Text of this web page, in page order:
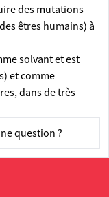
des mutations
êtres humains) à
solvant et est
et comme
dans de très
question ?